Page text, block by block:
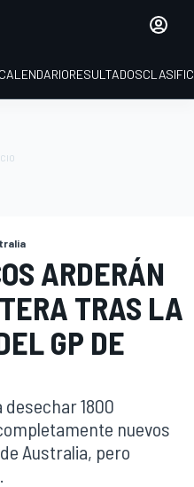
CALENDARIORESULTADOS
ARDERÁN
TRAS LA
GP DE
desechar 1800
nuevos
Australia, pero